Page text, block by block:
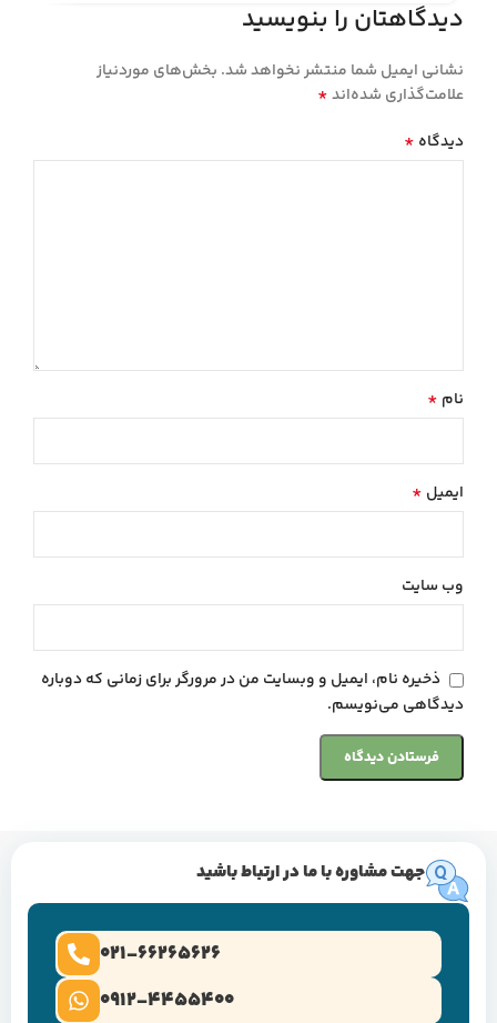
دیدگاهتان را بنویسید
نشانی ایمیل شما منتشر نخواهد شد. بخش‌های موردنیاز
علامت‌گذاری شده‌اند*
دیدگاه *
نام *
ایمیل *
وب‌ سایت
ذخیره نام، ایمیل و وبسایت من در مرورگر برای زمانی که دوباره
دیدگاهی می‌نویسم.
جهت مشاوره با ما در ارتباط باشید
0912-4455400
021-66265626